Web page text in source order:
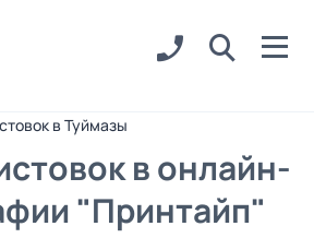
в Туймазы
в онлайн-
"Принтайп"